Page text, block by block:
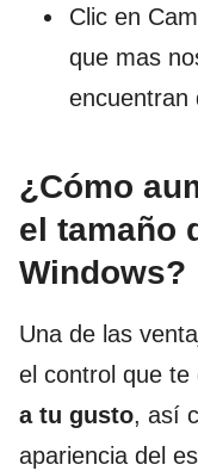
Clic en
que mas
encuentran
¿Cómo
el tamaño
Windows?
Una de las
el control que te
a tu gusto, así
apariencia del